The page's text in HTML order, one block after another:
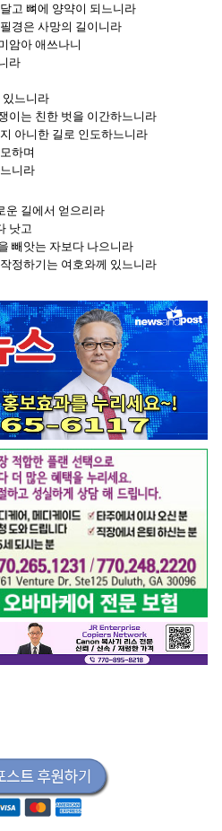
고 뼈에 양약이 되느니라
경은 사망의 길이니라
암아 애쓰나니
라
있느니라
이는 친한 벗을 이간하느니라
아니한 길로 인도하느니라
하며
니라
운 길에서 얻으리라
낫고
빼앗는 자보다 나으니라
정하기는 여호와께 있느니라